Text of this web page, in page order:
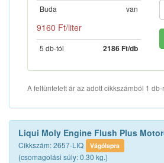
Buda van
9160 Ft/liter
5 db-tól 2186 Ft/db
A feltüntetett ár az adott cikkszámból 1
Liqui Moly Engine Flush Plus
Cikkszám: 2657-LIQ Vágólapra
(csomagolási súly: 0.30 kg.)